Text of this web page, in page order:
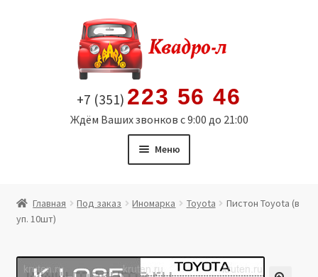
содержимому
+7 (351) 223 56 46
Ждём Ваших звонков с 9:00 до 21:00
Меню
Витрина
Мой аккаунт
Главная Под заказ Иномарка Toyota
Пистон Toyota (в
уп. 10шт)